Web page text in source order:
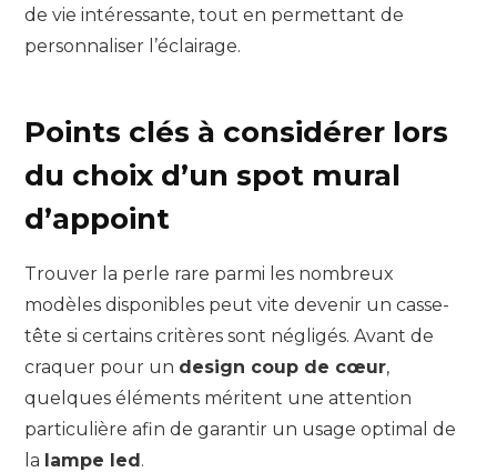
de vie intéressante, tout en permettant de
personnaliser l’éclairage.
Points clés à considérer lors
du choix d’un spot mural
d’appoint
Trouver la perle rare parmi les nombreux
modèles disponibles peut vite devenir un casse-
tête si certains critères sont négligés. Avant de
craquer pour un design coup de cœur,
quelques éléments méritent une attention
particulière afin de garantir un usage optimal de
la lampe led.